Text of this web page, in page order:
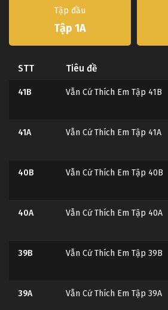
Tập đầu
Tập 1A
STT Tiêu đề
41B Vẫn Cứ Thích Em Tập 41B
41A Vẫn Cứ Thích Em Tập 41A
40B Vẫn Cứ Thích Em Tập 40B
40A Vẫn Cứ Thích Em Tập 40A
39B Vẫn Cứ Thích Em Tập 39B
39A Vẫn Cứ Thích Em Tập 39A